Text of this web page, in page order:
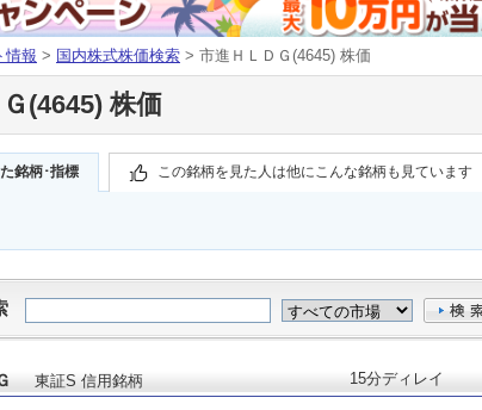
情報 > 国内株式株価検索 > 市進ＨＬＤＧ(4645) 株価
(4645) 株価
銘柄･指標 この銘柄を見た人は他にこんな銘柄も見ています